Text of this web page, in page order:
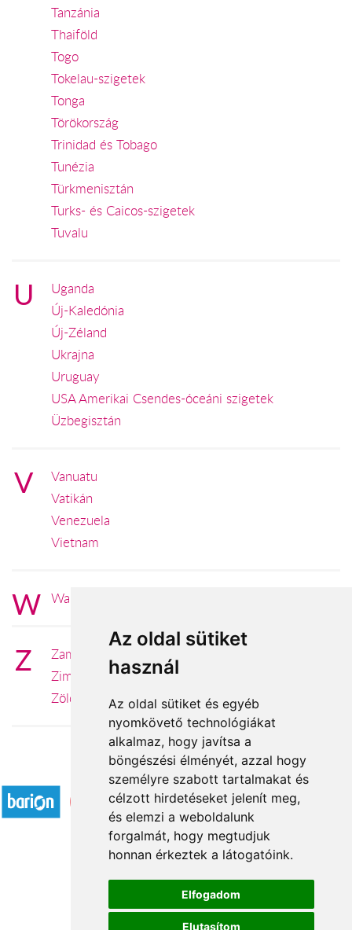
Az oldal sütiket
használ
Az oldal sütiket és egyéb
nyomkövető technológiákat
alkalmaz, hogy javítsa a
böngészési élményét, azzal hogy
személyre szabott tartalmakat és
célzott hirdetéseket jelenít meg,
és elemzi a weboldalunk
forgalmát, hogy megtudjuk
honnan érkeztek a látogatóink.
Elfogadom
Elutasítom
Tanzánia
Thaiföld
Togo
Tokelau-szigetek
Tonga
Törökország
Trinidad és Tobago
Tunézia
Türkmenisztán
Turks- és Caicos-szigetek
Tuvalu
U
Uganda
Új-Kaledónia
Új-Zéland
Ukrajna
Uruguay
USA Amerikai Csendes-óceáni szigetek
Üzbegisztán
V
Vanuatu
Vatikán
Venezuela
Vietnam
W Wallis és Futuna Wallis és Futuna
Z
Zambia
Zimbabwe
Zöld-foki Köztársaság
Elfogadott fizetési módok
Á.SZ.F.
Impresszum